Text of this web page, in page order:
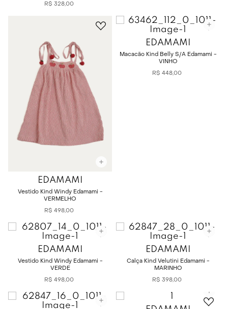
R$ 328,00
EDAMAMI
Vestido Kind Windy Edamami -
VERMELHO
R$ 498,00
EDAMAMI
Macacão Kind Belly S/A Edamami -
VINHO
R$ 448,00
EDAMAMI
Vestido Kind Windy Edamami -
VERDE
R$ 498,00
EDAMAMI
Calça Kind Velutini Edamami -
MARINHO
R$ 398,00